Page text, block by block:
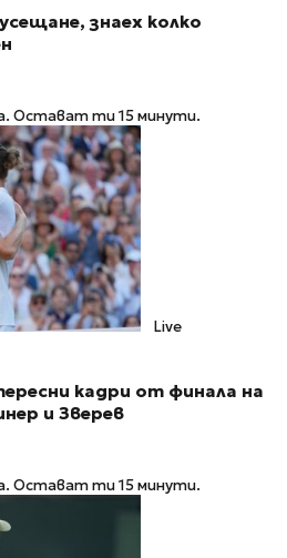
знаех колко
Остават ти 15 минути.
Live
кадри от финала на
и Зверев
Остават ти 15 минути.